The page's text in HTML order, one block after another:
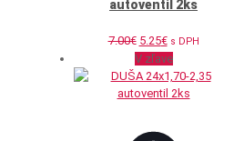
autoventil 2ks
7.00€ Pôvodná
cena
bola:
7.00€.
5.25€Aktuálna
cena
je:
5.25€.
s DPH
V zľave